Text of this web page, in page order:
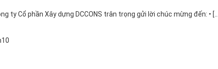
ty Cổ phần Xây dựng DCCONS trân trọng gửi lời chúc mừng đến: •